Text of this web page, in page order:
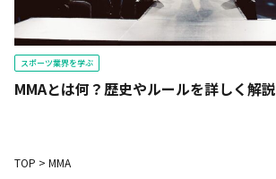
スポーツ業界を学ぶ
MMAとは何？歴史やルールを詳しく解説
TOP > MMA